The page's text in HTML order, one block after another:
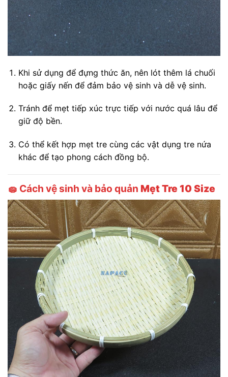
Khi sử dụng để đựng thức ăn, nên lót thêm lá chuối
hoặc giấy nến để đảm bảo vệ sinh và dễ vệ sinh.
Tránh để mẹt tiếp xúc trực tiếp với nước quá lâu để
giữ độ bền.
Có thể kết hợp mẹt tre cùng các vật dụng tre nứa
khác để tạo phong cách đồng bộ.
🧽 Cách vệ sinh và bảo quản Mẹt Tre 10 Size